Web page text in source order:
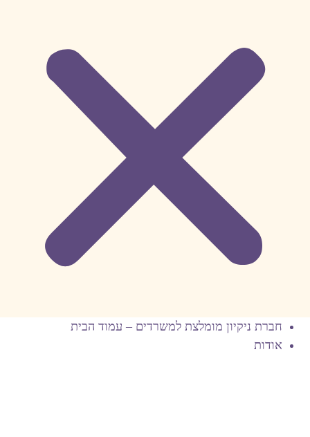
חברת ניקיון מומלצת למשרדים – עמוד הבית
אודות